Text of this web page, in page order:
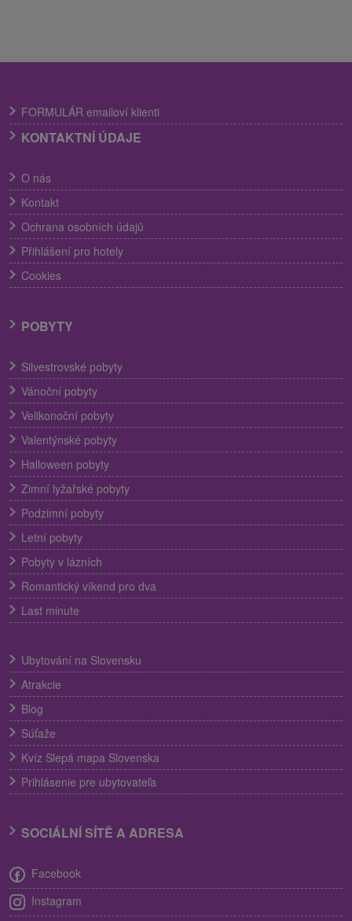
FORMULÁR emailoví klienti
KONTAKTNÍ ÚDAJE
O nás
Kontakt
Ochrana osobních údajů
Přihlášení pro hotely
Cookies
POBYTY
Silvestrovské pobyty
Vánoční pobyty
Velikonoční pobyty
Valentýnské pobyty
Halloween pobyty
Zimní lyžařské pobyty
Podzimní pobyty
Letní pobyty
Pobyty v lázních
Romantický víkend pro dva
Last minute
Ubytování na Slovensku
Atrakcie
Blog
Súťaže
Kvíz Slepá mapa Slovenska
Prihlásenie pre ubytovateľa
SOCIÁLNÍ SÍTĚ A ADRESA
Facebook
Instagram